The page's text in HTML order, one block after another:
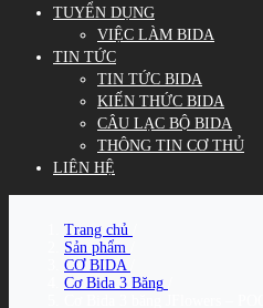
TUYỂN DỤNG
VIỆC LÀM BIDA
TIN TỨC
TIN TỨC BIDA
KIẾN THỨC BIDA
CÂU LẠC BỘ BIDA
THÔNG TIN CƠ THỦ
LIÊN HỆ
Trang chủ
Sản phẩm
CƠ BIDA
Cơ Bida 3 Băng